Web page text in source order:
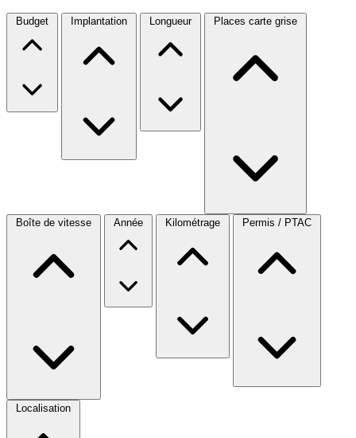
Budget Implantation Longueur Places carte grise
Boîte de vitesse Année Kilométrage Permis / PTAC
Localisation